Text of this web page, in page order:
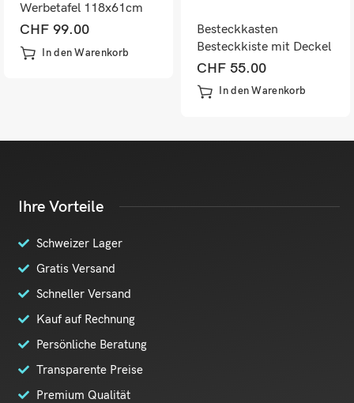
Werbetafel 118x61cm
Kreidetafel
CHF 99.00
In den Warenkorb
Besteckkasten
Besteckkiste mit Deckel
shabby ~ naturbraun
CHF 55.00
In den Warenkorb
Ihre Vorteile
Schweizer Lager
Gratis Versand
Schneller Versand
Kauf auf Rechnung
Persönliche Beratung
Transparente Preise
Premium Qualität